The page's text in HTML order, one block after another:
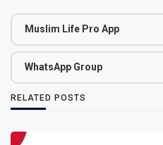
Muslim Life Pro App
WhatsApp Group
RELATED POSTS